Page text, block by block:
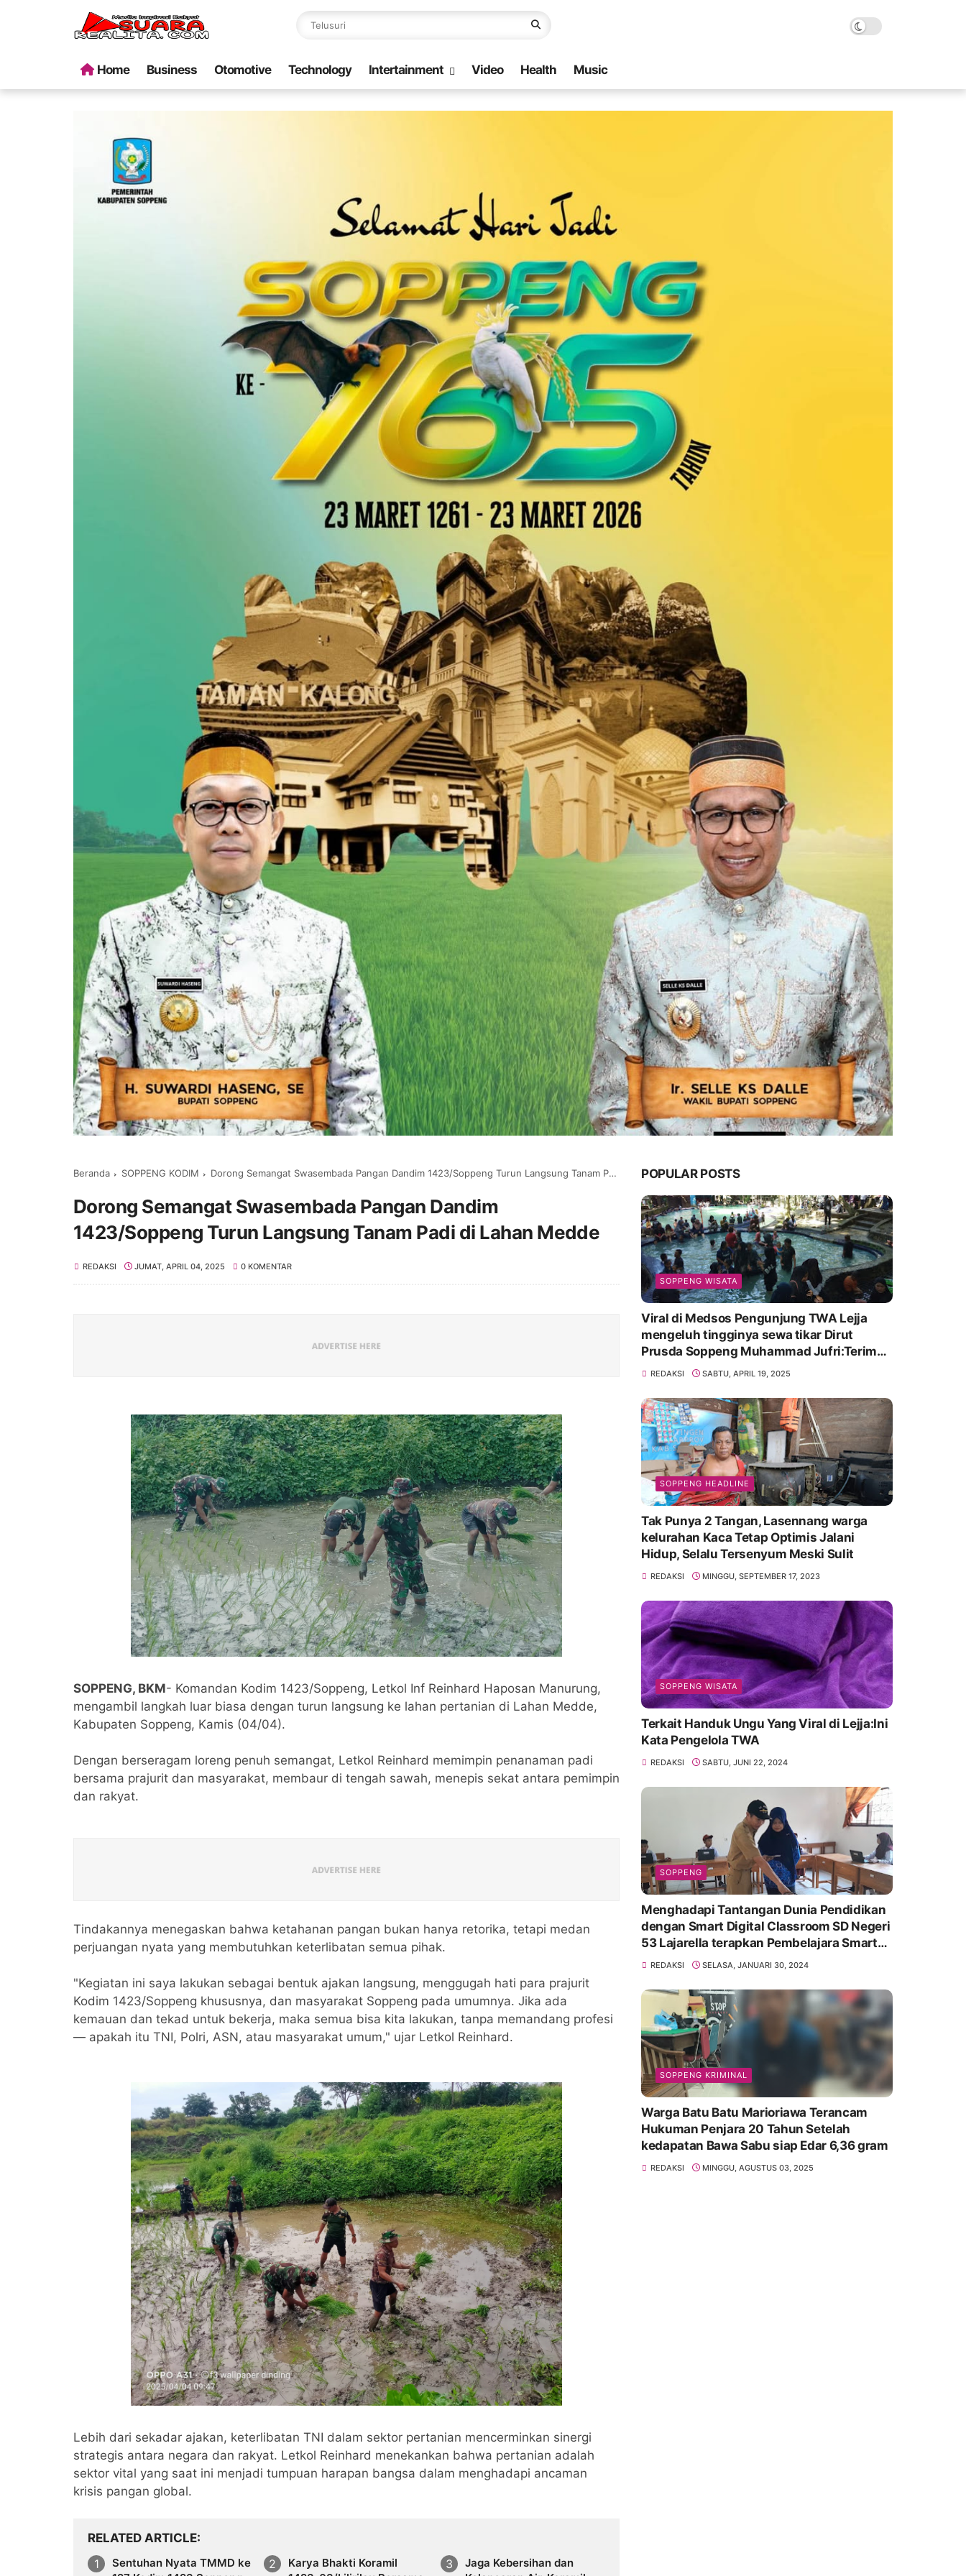
Home Business Otomotive Technology Intertainment Video Health Music
Beranda SOPPENG KODIM Dorong Semangat Swasembada Pangan Dandim 1423/Soppeng Turun Langsung Tanam Padi di Lahan Medde
Dorong Semangat Swasembada Pangan Dandim
1423/Soppeng Turun Langsung Tanam Padi di Lahan Medde
REDAKSI JUMAT, APRIL 04, 2025 0 KOMENTAR
SOPPENG, BKM- Komandan Kodim 1423/Soppeng, Letkol Inf Reinhard Haposan Manurung,
mengambil langkah luar biasa dengan turun langsung ke lahan pertanian di Lahan Medde,
Kabupaten Soppeng, Kamis (04/04).
Dengan berseragam loreng penuh semangat, Letkol Reinhard memimpin penanaman padi
bersama prajurit dan masyarakat, membaur di tengah sawah, menepis sekat antara pemimpin
dan rakyat.
Tindakannya menegaskan bahwa ketahanan pangan bukan hanya retorika, tetapi medan
perjuangan nyata yang membutuhkan keterlibatan semua pihak.
"Kegiatan ini saya lakukan sebagai bentuk ajakan langsung, menggugah hati para prajurit
Kodim 1423/Soppeng khususnya, dan masyarakat Soppeng pada umumnya. Jika ada
kemauan dan tekad untuk bekerja, maka semua bisa kita lakukan, tanpa memandang profesi
— apakah itu TNI, Polri, ASN, atau masyarakat umum," ujar Letkol Reinhard.
Lebih dari sekadar ajakan, keterlibatan TNI dalam sektor pertanian mencerminkan sinergi
strategis antara negara dan rakyat. Letkol Reinhard menekankan bahwa pertanian adalah
sektor vital yang saat ini menjadi tumpuan harapan bangsa dalam menghadapi ancaman
krisis pangan global.
RELATED ARTICLE
Sentuhan Nyata TMMD ke
Karya Bhakti Koramil
Jaga Kebersihan dan
POPULAR POSTS
SOPPENG WISATA
Viral di Medsos Pengunjung TWA Lejja
mengeluh tingginya sewa tikar Dirut
Prusda Soppeng Muhammad Jufri:Terima
kasih bu bantu Promosikan
REDAKSI SABTU, APRIL 19, 2025
SOPPENG HEADLINE
Tak Punya 2 Tangan, Lasennang warga
kelurahan Kaca Tetap Optimis Jalani
Hidup, Selalu Tersenyum Meski Sulit
REDAKSI MINGGU, SEPTEMBER 17, 2023
SOPPENG WISATA
Terkait Handuk Ungu Yang Viral di Lejja:Ini
Kata Pengelola TWA
REDAKSI SABTU, JUNI 22, 2024
SOPPENG
Menghadapi Tantangan Dunia Pendidikan
dengan Smart Digital Classroom SD Negeri
53 Lajarella terapkan Pembelajara Smart
Class Device
REDAKSI SELASA, JANUARI 30, 2024
SOPPENG KRIMINAL
Warga Batu Batu Marioriawa Terancam
Hukuman Penjara 20 Tahun Setelah
kedapatan Bawa Sabu siap Edar 6,36 gram
REDAKSI MINGGU, AGUSTUS 03, 2025